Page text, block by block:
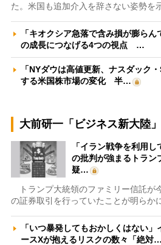
た。米国も追加介入を辞さない姿勢を
「キオクシア急落で含み損が膨ら
の成長につなげる4つの視点 …
「NYダウは高値更新、ナスダック
する米国株市場の変化 半…
大前研一「ビジネス新大陸
「イラン戦争を利用
の批判が強まるトラン
疑…
トランプ大統領のファミリー信託が
の証券取引を行っていたことが明らか
「いつ暴発してもおかしくはない
ースXが抱えるリスクの数々「絶対…